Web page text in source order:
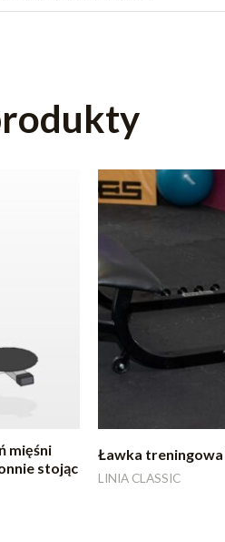
mięśni
stojąc
Ławka
LINIA CLASSIC